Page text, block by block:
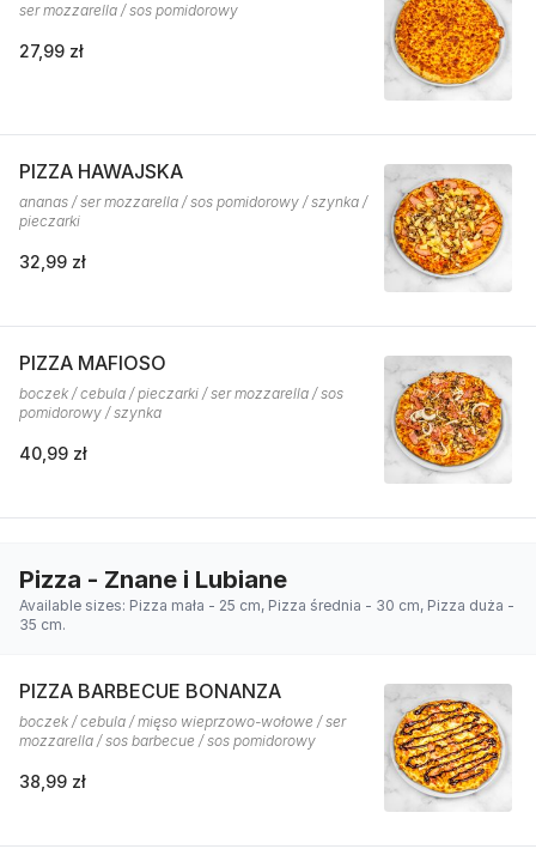
ser mozzarella / sos pomidorowy
27,99 zł
PIZZA HAWAJSKA
ananas / ser mozzarella / sos pomidorowy / szynka /
pieczarki
32,99 zł
PIZZA MAFIOSO
boczek / cebula / pieczarki / ser mozzarella / sos
pomidorowy / szynka
40,99 zł
Pizza - Znane i Lubiane
Available sizes: Pizza mała - 25 cm, Pizza średnia - 30 cm, Pizza duża -
35 cm.
PIZZA BARBECUE BONANZA
boczek / cebula / mięso wieprzowo-wołowe / ser
mozzarella / sos barbecue / sos pomidorowy
38,99 zł